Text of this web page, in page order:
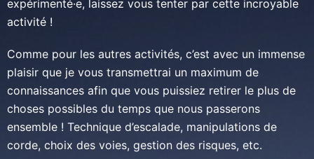
expérimenté·e, laissez vous tenter par cette incroyable
activité !
Comme pour les autres activités, c’est avec un immense
plaisir que je vous transmettrai un maximum de
connaissances afin que vous puissiez retirer le plus de
choses possibles du temps que nous passerons
ensemble ! Technique d’escalade, manipulations de
corde, choix des voies, gestion des risques, etc.